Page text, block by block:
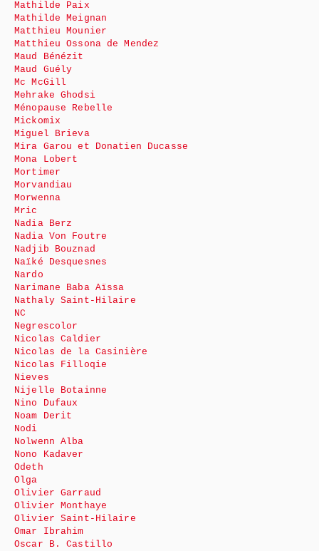
Mathilde Paix
Mathilde Meignan
Matthieu Mounier
Matthieu Ossona de Mendez
Maud Bénézit
Maud Guély
Mc McGill
Mehrake Ghodsi
Ménopause Rebelle
Mickomix
Miguel Brieva
Mira Garou et Donatien Ducasse
Mona Lobert
Mortimer
Morvandiau
Morwenna
Mric
Nadia Berz
Nadia Von Foutre
Nadjib Bouznad
Naïké Desquesnes
Nardo
Narimane Baba Aïssa
Nathaly Saint-Hilaire
NC
Negrescolor
Nicolas Caldier
Nicolas de la Casinière
Nicolas Filloqie
Nieves
Nijelle Botainne
Nino Dufaux
Noam Derit
Nodi
Nolwenn Alba
Nono Kadaver
Odeth
Olga
Olivier Garraud
Olivier Monthaye
Olivier Saint-Hilaire
Omar Ibrahim
Oscar B. Castillo